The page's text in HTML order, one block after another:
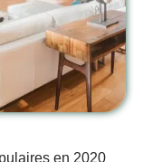
en 2020